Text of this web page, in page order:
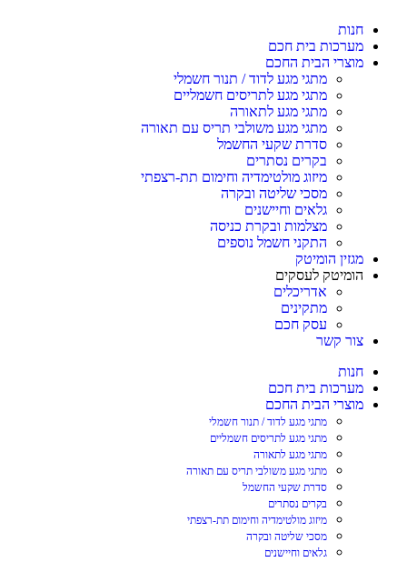
חנות
מערכות בית חכם
מוצרי הבית החכם
מתגי מגע לדוד / תנור חשמלי
מתגי מגע לתריסים חשמליים
מתגי מגע לתאורה
מתגי מגע משולבי תריס עם תאורה
סדרת שקעי החשמל
בקרים נסתרים
מיזוג מולטימדיה וחימום תת-רצפתי
מסכי שליטה ובקרה
גלאים וחיישנים
מצלמות ובקרת כניסה
התקני חשמל נוספים
מגזין הומיטק
הומיטק לעסקים
אדריכלים
מתקינים
עסק חכם
צור קשר
חנות
מערכות בית חכם
מוצרי הבית החכם
מתגי מגע לדוד / תנור חשמלי
מתגי מגע לתריסים חשמליים
מתגי מגע לתאורה
מתגי מגע משולבי תריס עם תאורה
סדרת שקעי החשמל
בקרים נסתרים
מיזוג מולטימדיה וחימום תת-רצפתי
מסכי שליטה ובקרה
גלאים וחיישנים